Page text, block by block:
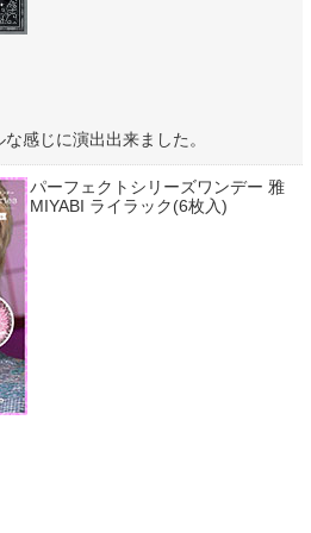
感じに演出出来ました。
パーフェクトシリーズワンデー 雅
MIYABI ライラック(6枚入)